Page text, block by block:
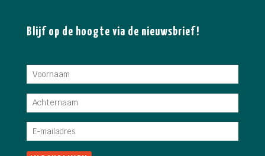
Blijf op de hoogte via de nieuwsbrief!